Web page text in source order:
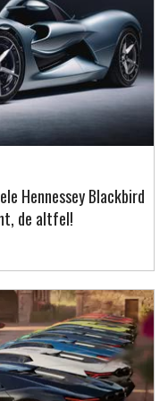
Hennessey Blackbird
de altfel!